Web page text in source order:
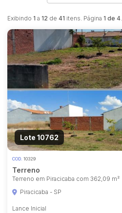
Exibindo 1 a 12 de 41 itens. Página 1 de 4.
Lote 10762
COD. 10329
Terreno
Terreno em Piracicaba com 362,09 m²
Piracicaba - SP
Lance Inicial